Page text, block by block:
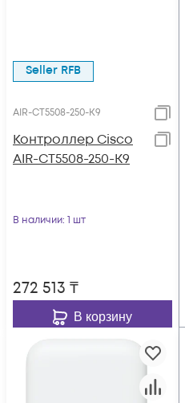
Seller RFB
AIR-CT5508-250-K9
Контроллер Cisco
AIR-CT5508-250-K9
В наличии: 1 шт
272 513 ₸
В корзину